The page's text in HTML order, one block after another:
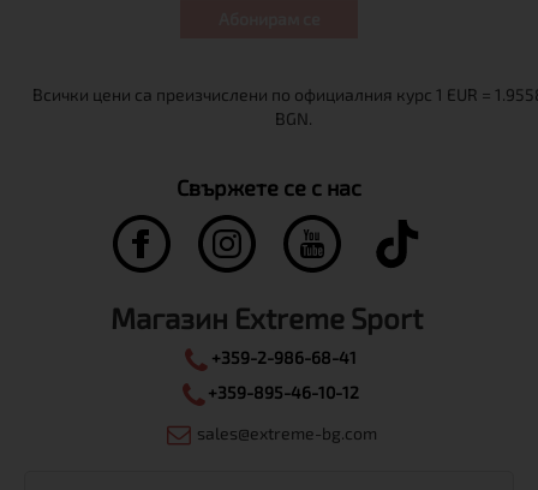
Свържете се с нас
Магазин Extreme Sport
+359-2-986-68-41
+359-895-46-10-12
sales@extreme-bg.com